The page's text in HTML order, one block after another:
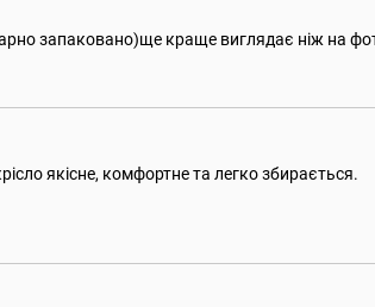
запаковано)ще краще виглядає ніж на
якісне, комфортне та легко збирається.